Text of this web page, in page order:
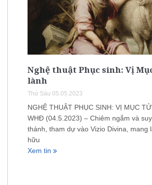
Nghệ thuật Phục sinh: Vị
lành
Thứ Sáu 05.05.2023
NGHỆ THUẬT PHỤC SINH: VỊ MỤC
WHĐ (04.5.2023) – Chiêm ngắm và
thánh, tham dự vào Vizio Divina, mang
hữu
Xem tin